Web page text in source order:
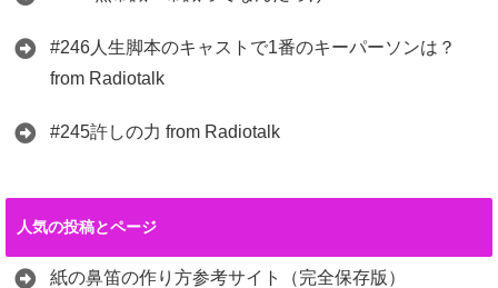
#246人生脚本のキャストで1番のキーパーソンは？
from Radiotalk
#245許しの力 from Radiotalk
人気の投稿とページ
紙の鼻笛の作り方参考サイト（完全保存版）